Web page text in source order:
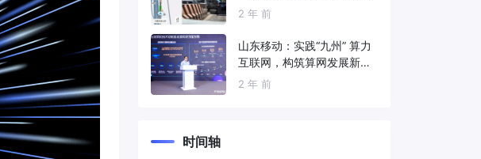
布免费服务
2 年 前
山东移动：实践“九州” 算力
互联网，构筑算网发展新底
座
2 年 前
时间轴